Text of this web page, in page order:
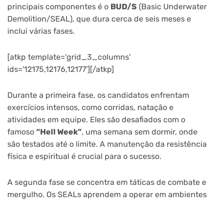
principais componentes é o BUD/S (Basic Underwater
Demolition/SEAL), que dura cerca de seis meses e
inclui várias fases.
[atkp template='grid_3_columns'
ids='12175,12176,12177'][/atkp]
Durante a primeira fase, os candidatos enfrentam
exercícios intensos, como corridas, natação e
atividades em equipe. Eles são desafiados com o
famoso “Hell Week”, uma semana sem dormir, onde
são testados até o limite. A manutenção da resistência
física e espiritual é crucial para o sucesso.
A segunda fase se concentra em táticas de combate e
mergulho. Os SEALs aprendem a operar em ambientes